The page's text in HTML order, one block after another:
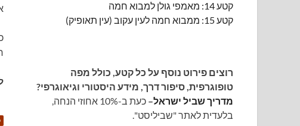
קטע 14: מאמפי גולן למבוא חמה
קטע 15: ממבוא חמה לעין עקוב (עין תאופיק)
רוצים פירוט נוסף על כל קטע, כולל מפה
טופוגרפית, סיפור דרך, מידע היסטורי וגיאוגרפי?
מדריך שביל ישראל–
כעת ב-10% אחוזי הנחה,
בלעדית לאתר "שביליסט".